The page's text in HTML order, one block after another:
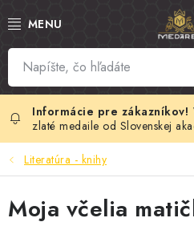
na
SLOVENSKÝ MED
MANUKA MED
VČELÍ PEĽ
zlaté medaile od Slovenskej
Literatúra - knihy
Moja včelia